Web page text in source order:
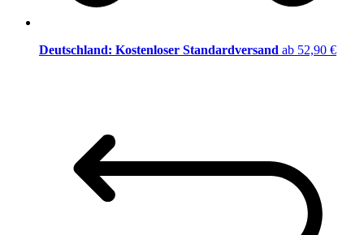
Deutschland: Kostenloser Standardversand ab 52,90 €